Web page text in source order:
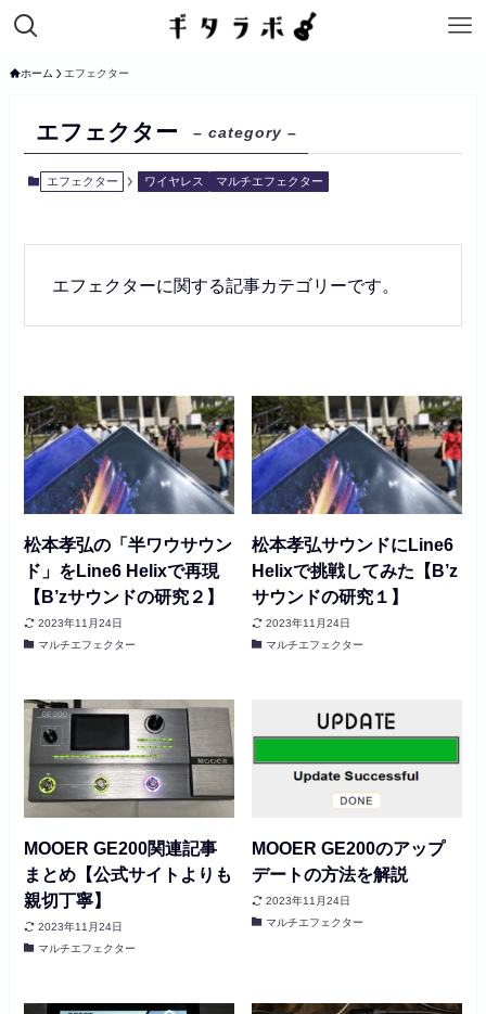
ホーム エフェクター
エフェクター – category –
エフェクター ワイヤレス マルチエフェクター
エフェクターに関する記事カテゴリーです。
松本孝弘の「半ワウサウン
ド」をLine6 Helixで再現
【B’zサウンドの研究２】
2023年11月24日
マルチエフェクター
松本孝弘サウンドにLine6
Helixで挑戦してみた【B’z
サウンドの研究１】
2023年11月24日
マルチエフェクター
MOOER GE200関連記事
まとめ【公式サイトよりも
親切丁寧】
2023年11月24日
マルチエフェクター
MOOER GE200のアップ
デートの方法を解説
2023年11月24日
マルチエフェクター